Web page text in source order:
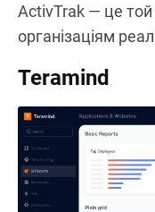
ActivTrak — це
організаціям
Teramind